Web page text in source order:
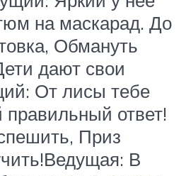
на маскарад. До
Обмануть
дают свои
От лисы тебе
правильный ответ!
Приз
В